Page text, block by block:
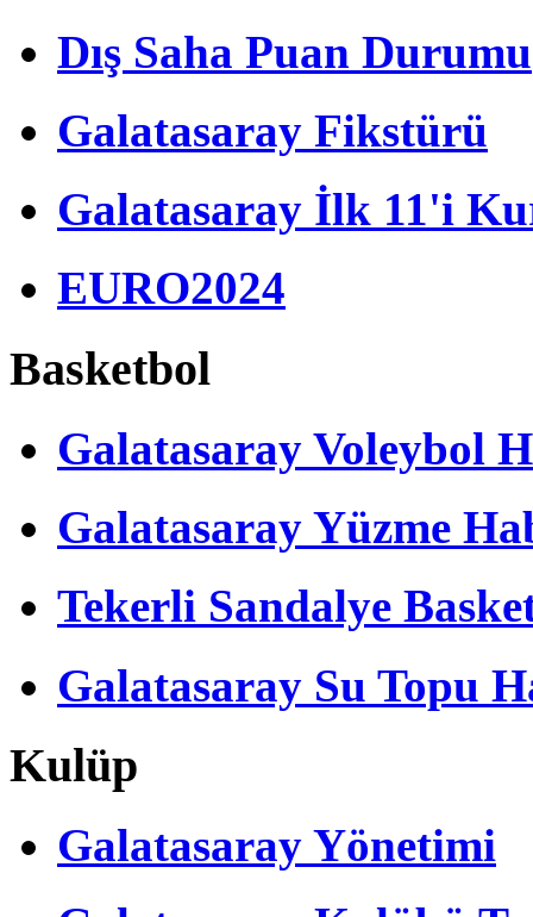
Dış Saha Puan Durumu
Galatasaray Fikstürü
Galatasaray İlk 11'i
EURO2024
Basketbol
Galatasaray Voleybol
Galatasaray Yüzme
Tekerli Sandalye
Galatasaray Su Topu
Kulüp
Galatasaray Yönetimi